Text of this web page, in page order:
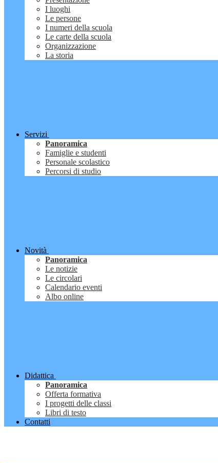
I luoghi
Le persone
I numeri della scuola
Le carte della scuola
Organizzazione
La storia
Servizi
Panoramica
Famiglie e studenti
Personale scolastico
Percorsi di studio
Novità
Panoramica
Le notizie
Le circolari
Calendario eventi
Albo online
Didattica
Panoramica
Offerta formativa
I progetti delle classi
Libri di testo
Contatti